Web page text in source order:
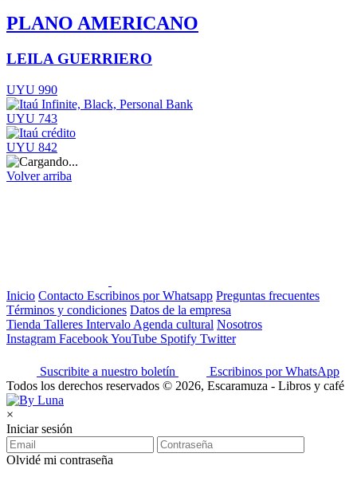
PLANO AMERICANO
LEILA GUERRIERO
UYU 990
UYU 743
UYU 842
Volver arriba
Inicio Contacto Escribinos por Whatsapp Preguntas frecuentes
Términos y condiciones Datos de la empresa
Tienda Talleres Intervalo Agenda cultural Nosotros
Instagram FacebookYouTube Spotify Twitter
Suscribite a nuestro boletín
Escribinos por WhatsApp
Todos los derechos reservados © 2026, Escaramuza - Libros y café
×
Iniciar sesión
Olvidé mi contraseña